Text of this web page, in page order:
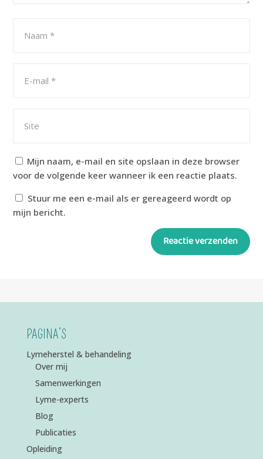
Mijn naam, e-mail en site opslaan in deze browser
voor de volgende keer wanneer ik een reactie plaats.
Stuur me een e-mail als er gereageerd wordt op
mijn bericht.
Reactie verzenden
PAGINA’S
Lymeherstel & behandeling
Over mij
Samenwerkingen
Lyme-experts
Blog
Publicaties
Opleiding